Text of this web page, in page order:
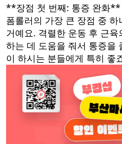
**장점 첫 번째: 통증 완화**
폼롤러의 가장 큰 장점 중
거예요. 격렬한 운동 후 근
하는 데 도움을 줘서 통증을
이 하시는 분들에게 특히 좋